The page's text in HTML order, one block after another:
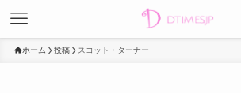
ホーム 投稿 スコット・ターナー